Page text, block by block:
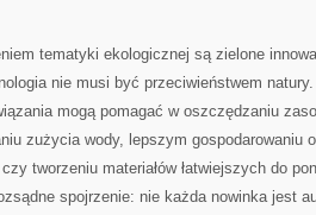
tematyki ekologicznej są zielone
nie musi być przeciwieństwem
mogą pomagać w oszczędzaniu
zużycia wody, lepszym gospodarowaniu
tworzeniu materiałów łatwiejszych do
spojrzenie: nie każda nowinka jest